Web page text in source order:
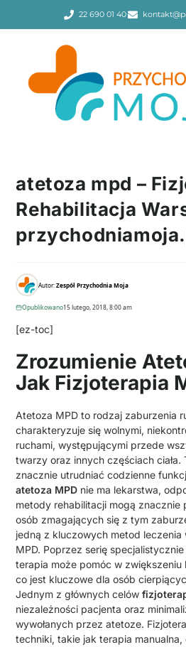
22 690 01 40
atetoza mpd –
Rehabilitacja
Autor:Zespół Przychodnia Moja
Opublikowano15 lutego, 2018, 8:00 am
[ez-toc]
Zrozumienie
Jak Fizjoterapia
Atetoza MPD to rodzaj zaburzenia
charakteryzuje się wolnymi,
ruchami, występującymi przede
twarzy oraz innych częściach ciała.
znacznie utrudniać codzienne
atetoza MPD nie ma lekarstwa,
metody rehabilitacji mogą znacznie
osób zmagających się z tym
jedną z kluczowych metod
MPD. Poprzez serię
terapia może pomóc w zwiększeniu
co jest kluczowe dla osób
Jednym z głównych celów
niezależności pacjenta oraz
wywołanych przez atetoze.
techniki, takie jak terapia manualna,